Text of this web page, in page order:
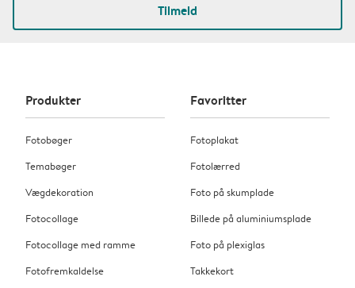
Tilmeld
Produkter
Fotobøger
Temabøger
Vægdekoration
Fotocollage
Fotocollage med ramme
Fotofremkaldelse
Favoritter
Fotoplakat
Fotolærred
Foto på skumplade
Billede på aluminiumsplade
Foto på plexiglas
Takkekort